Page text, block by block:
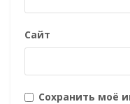
Сайт
Сохранить моё